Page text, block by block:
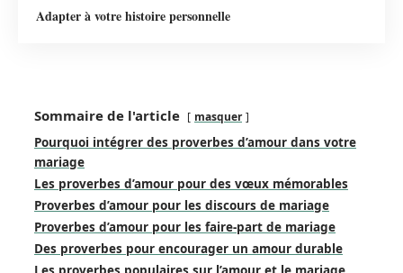
Adapter à votre histoire personnelle
Sommaire de l'article masquer
Pourquoi intégrer des proverbes d’amour dans votre
mariage
Les proverbes d’amour pour des vœux mémorables
Proverbes d’amour pour les discours de mariage
Proverbes d’amour pour les faire-part de mariage
Des proverbes pour encourager un amour durable